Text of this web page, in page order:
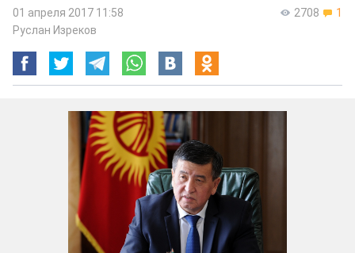
2708 1
01 апреля 2017 11:58
Руслан Изреков